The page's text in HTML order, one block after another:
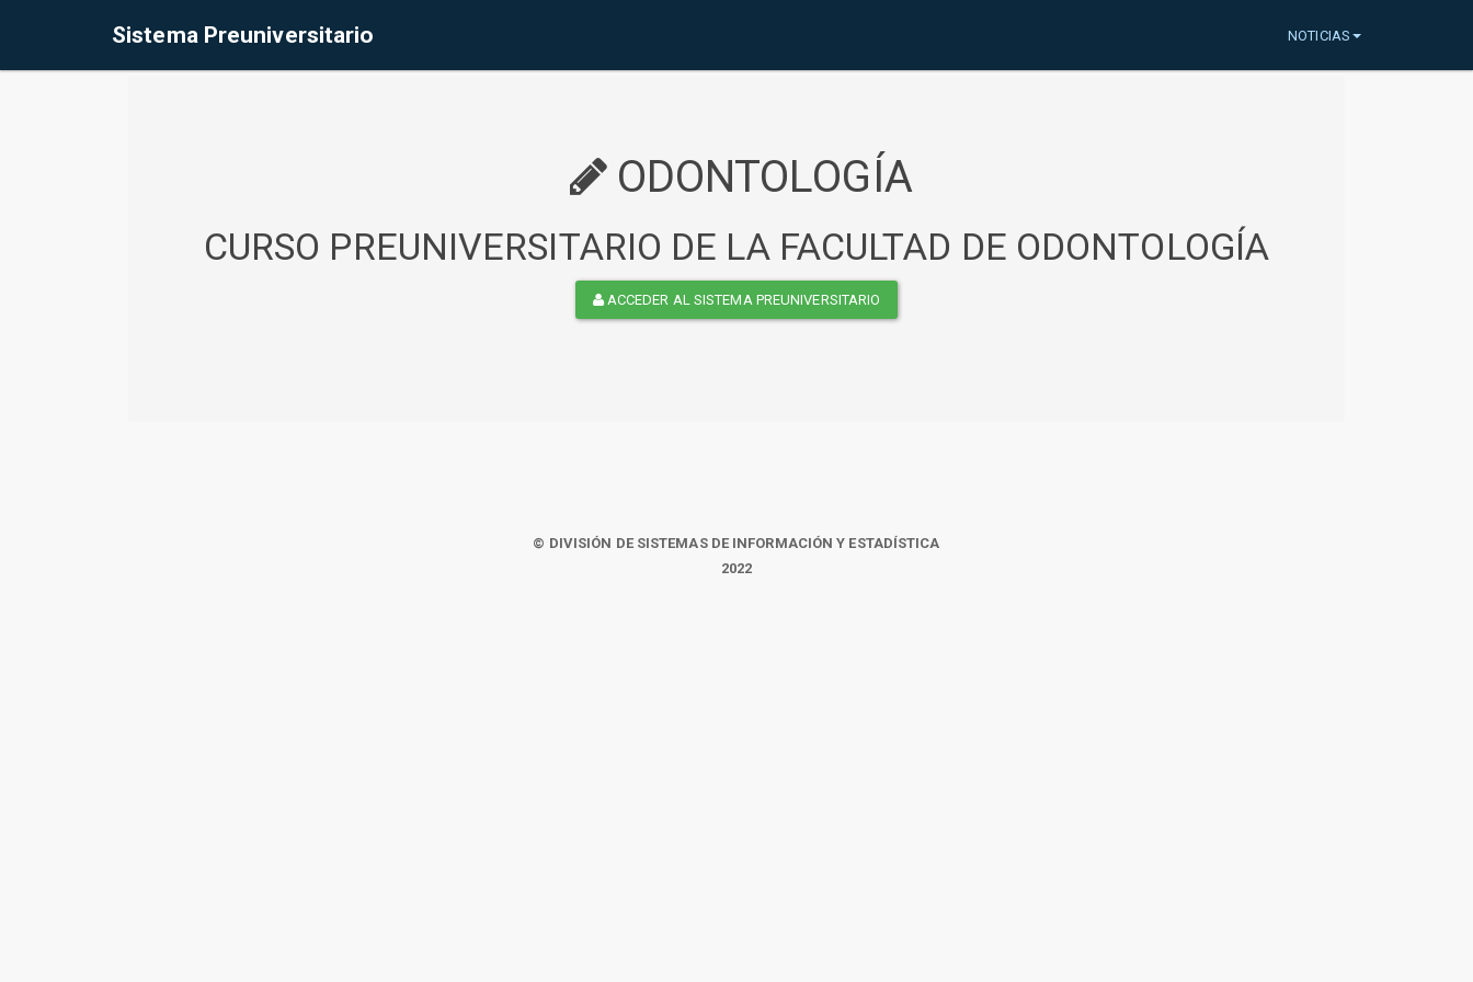
Sistema Preuniversitario NOTICIAS
ODONTOLOGÍA
CURSO PREUNIVERSITARIO DE LA FACULTAD DE ODONTOLOGÍA
ACCEDER AL SISTEMA PREUNIVERSITARIO
© DIVISIÓN DE SISTEMAS DE INFORMACIÓN Y ESTADÍSTICA
2022